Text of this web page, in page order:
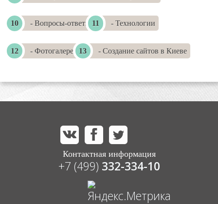
- Вопросы-ответы - Технологии
- Фотогалереи - Создание сайтов в Киеве
Контактная информация
+7 (499) 332-334-10